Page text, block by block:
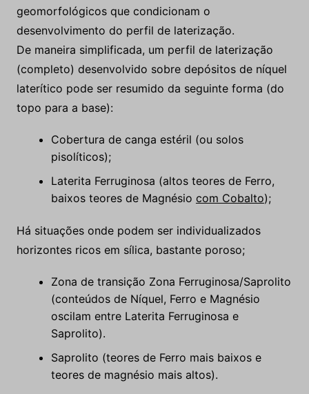
geomorfológicos que condicionam o
desenvolvimento do perfil de laterização.
De maneira simplificada, um perfil de laterização
(completo) desenvolvido sobre depósitos de níquel
laterítico pode ser resumido da seguinte forma (do
topo para a base):
Cobertura de canga estéril (ou solos
pisolíticos);
Laterita Ferruginosa (altos teores de Ferro,
baixos teores de Magnésio com Cobalto);
Há situações onde podem ser individualizados
horizontes ricos em sílica, bastante poroso;
Zona de transição Zona Ferruginosa/Saprolito
(conteúdos de Níquel, Ferro e Magnésio
oscilam entre Laterita Ferruginosa e
Saprolito).
Saprolito (teores de Ferro mais baixos e
teores de magnésio mais altos).